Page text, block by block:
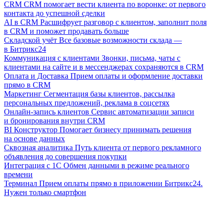
CRM CRM помогает вести клиента по воронке: от первого
контакта до успешной сделки
AI в CRM Расшифрует разговор с клиентом, заполнит поля
в CRM и поможет продавать больше
Складской учёт Все базовые возможности склада —
в Битрикс24
Коммуникация с клиентами Звонки, письма, чаты с
клиентами на сайте и в мессенджерах сохраняются в CRM
Оплата и Доставка Прием оплаты и оформление доставки
прямо в CRM
Маркетинг Сегментация базы клиентов, рассылка
персональных предложений, реклама в соцсетях
Онлайн-запись клиентов Сервис автоматизации записи
и бронирования внутри CRM
BI Конструктор Помогает бизнесу принимать решения
на основе данных
Сквозная аналитика Путь клиента от первого рекламного
объявления до совершения покупки
Интеграция с 1С Обмен данными в режиме реального
времени
Терминал Прием оплаты прямо в приложении Битрикс24.
Нужен только смартфон